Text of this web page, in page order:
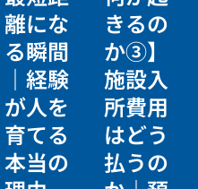
離にな
る瞬間
｜経験
が人を
育てる
本当の
きるの
か③】
施設入
所費用
はどう
払うの